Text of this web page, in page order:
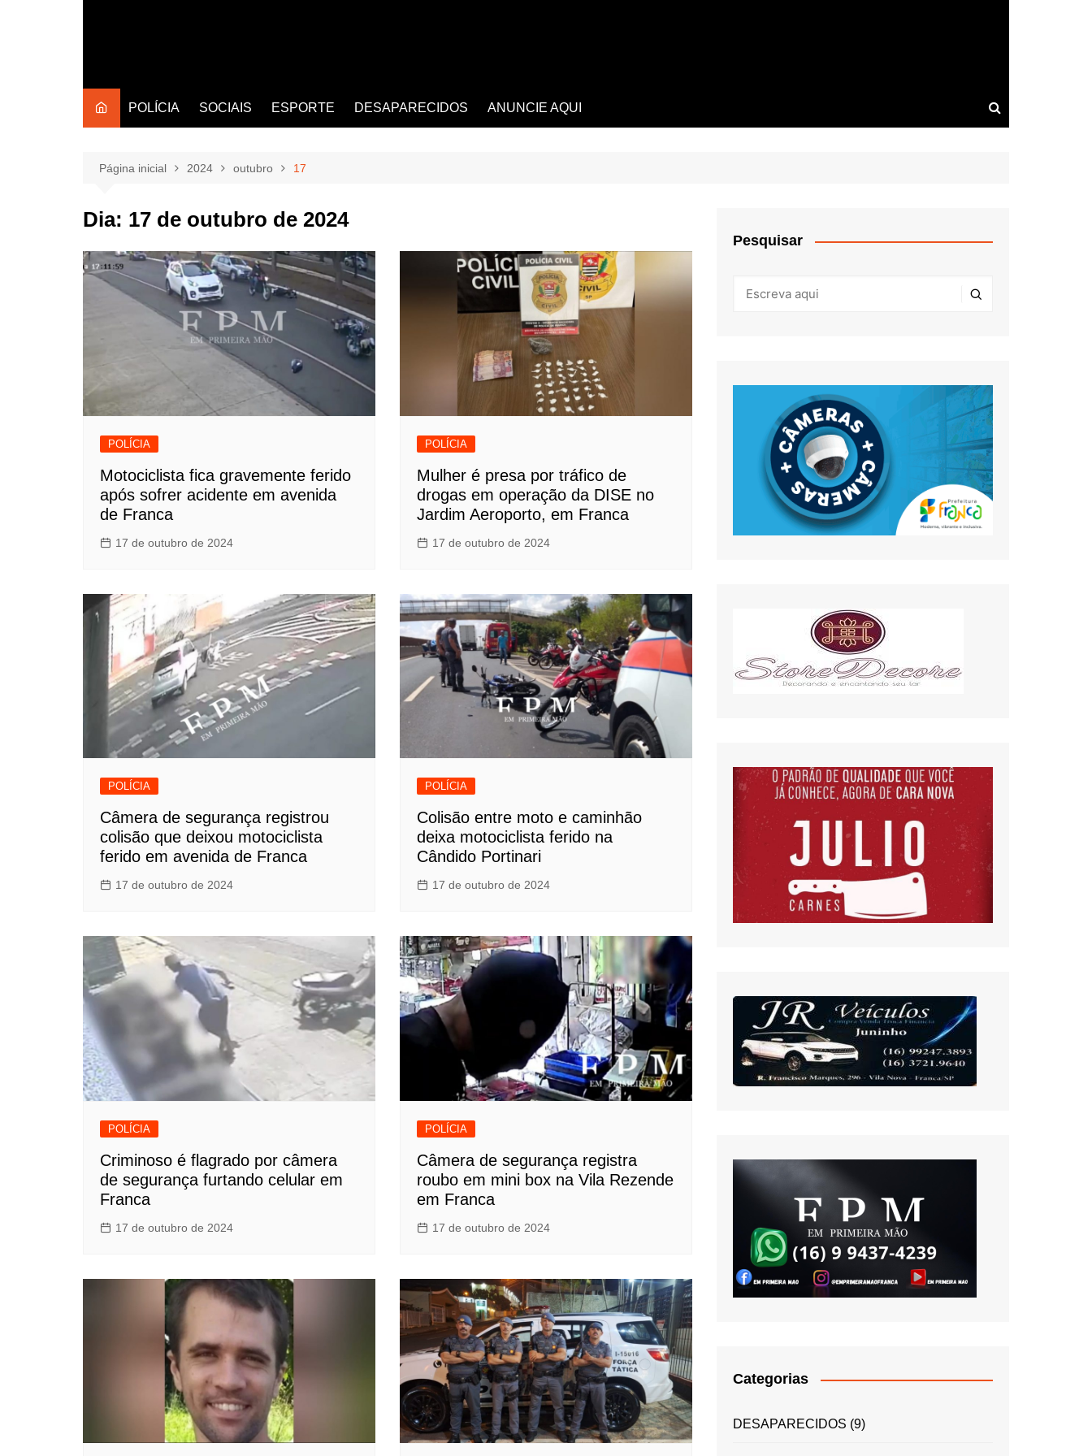
POLÍCIA SOCIAIS ESPORTE DESAPARECIDOS ANUNCIE AQUI
Página inicial 2024 outubro 17
Dia: 17 de outubro de 2024
POLÍCIA
Motociclista fica gravemente ferido
após sofrer acidente em avenida
de Franca
17 de outubro de 2024
POLÍCIA
Mulher é presa por tráfico de
drogas em operação da DISE no
Jardim Aeroporto, em Franca
17 de outubro de 2024
POLÍCIA
Câmera de segurança registrou
colisão que deixou motociclista
ferido em avenida de Franca
17 de outubro de 2024
POLÍCIA
Colisão entre moto e caminhão
deixa motociclista ferido na
Cândido Portinari
17 de outubro de 2024
POLÍCIA
Criminoso é flagrado por câmera
de segurança furtando celular em
Franca
17 de outubro de 2024
POLÍCIA
Câmera de segurança registra
roubo em mini box na Vila Rezende
em Franca
17 de outubro de 2024
Pesquisar
Categorias
DESAPARECIDOS (9)